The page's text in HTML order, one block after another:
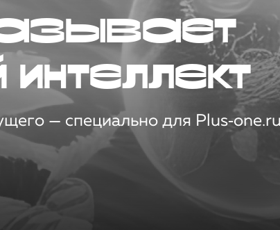
— специально для Plus‑one.ru